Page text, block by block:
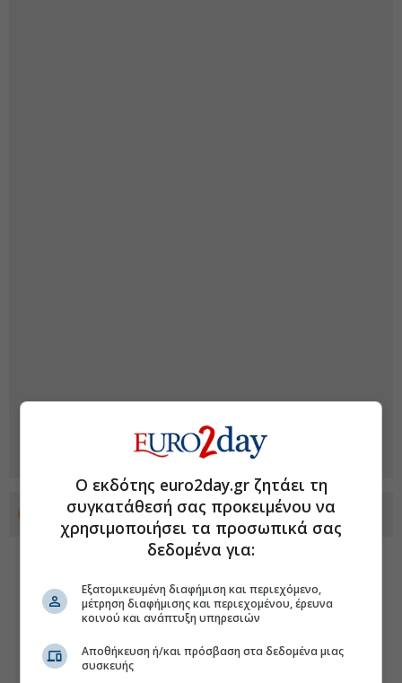
Προσθέστε το euro2day.gr στο Discover
Ο εκδότης euro2day.gr ζητάει τη
συγκατάθεσή σας προκειμένου να
χρησιμοποιήσει τα προσωπικά σας
δεδομένα για:
Εξατομικευμένη διαφήμιση και περιεχόμενο,
μέτρηση διαφήμισης και περιεχομένου, έρευνα
κοινού και ανάπτυξη υπηρεσιών
Αποθήκευση ή/και πρόσβαση στα δεδομένα μιας
συσκευής